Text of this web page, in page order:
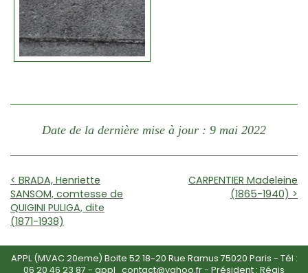
Date de la dernière mise à jour : 9 mai 2022
< BRADA, Henriette
SANSOM, comtesse de
QUIGINI PULIGA, dite
(1871-1938)
CARPENTIER Madeleine
(1865-1940) >
APPL (MVAC 20eme) Boite 52 18-20 Rue Ramus 75020 Paris - Tél :
06 20 46 23 87 - appl_contact@yahoo.fr- Président : Régis